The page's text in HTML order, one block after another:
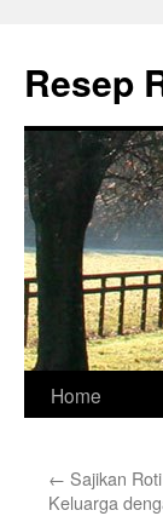
content
Resep
Home
← Sajikan
Keluarga